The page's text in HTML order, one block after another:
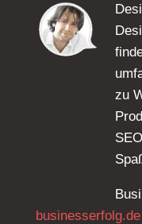
zu
businesserfolg.de